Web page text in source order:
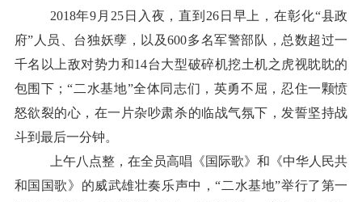
2018年9月25日入夜，直到26日早上，在彰化“县政
府”人员、台独妖孽，以及600多名军警部队，总数超过一
千名以上敌对势力和14台大型破碎机挖土机之虎视眈眈的
包围下；“二水基地”全体同志们，英勇不屈，忍住一颗愤
怒欲裂的心，在一片杂吵肃杀的临战气氛下，发誓坚持战
斗到最后一分钟。
上午八点整，在全员高唱《国际歌》和《中华人民共
和国国歌》的威武雄壮奏乐声中，“二水基地”举行了第一